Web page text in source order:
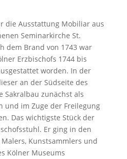
die Ausstattung Mobiliar aus
Seminarkirche St.
dem Brand von 1743 war
Erzbischofs 1744 bis
worden. In der
an der Südseite des
Sakralbau zunächst als
und im Zuge der Freilegung
Das wichtigste Stück der
Er ging in den
Kunstsammlers und
Kölner Museums